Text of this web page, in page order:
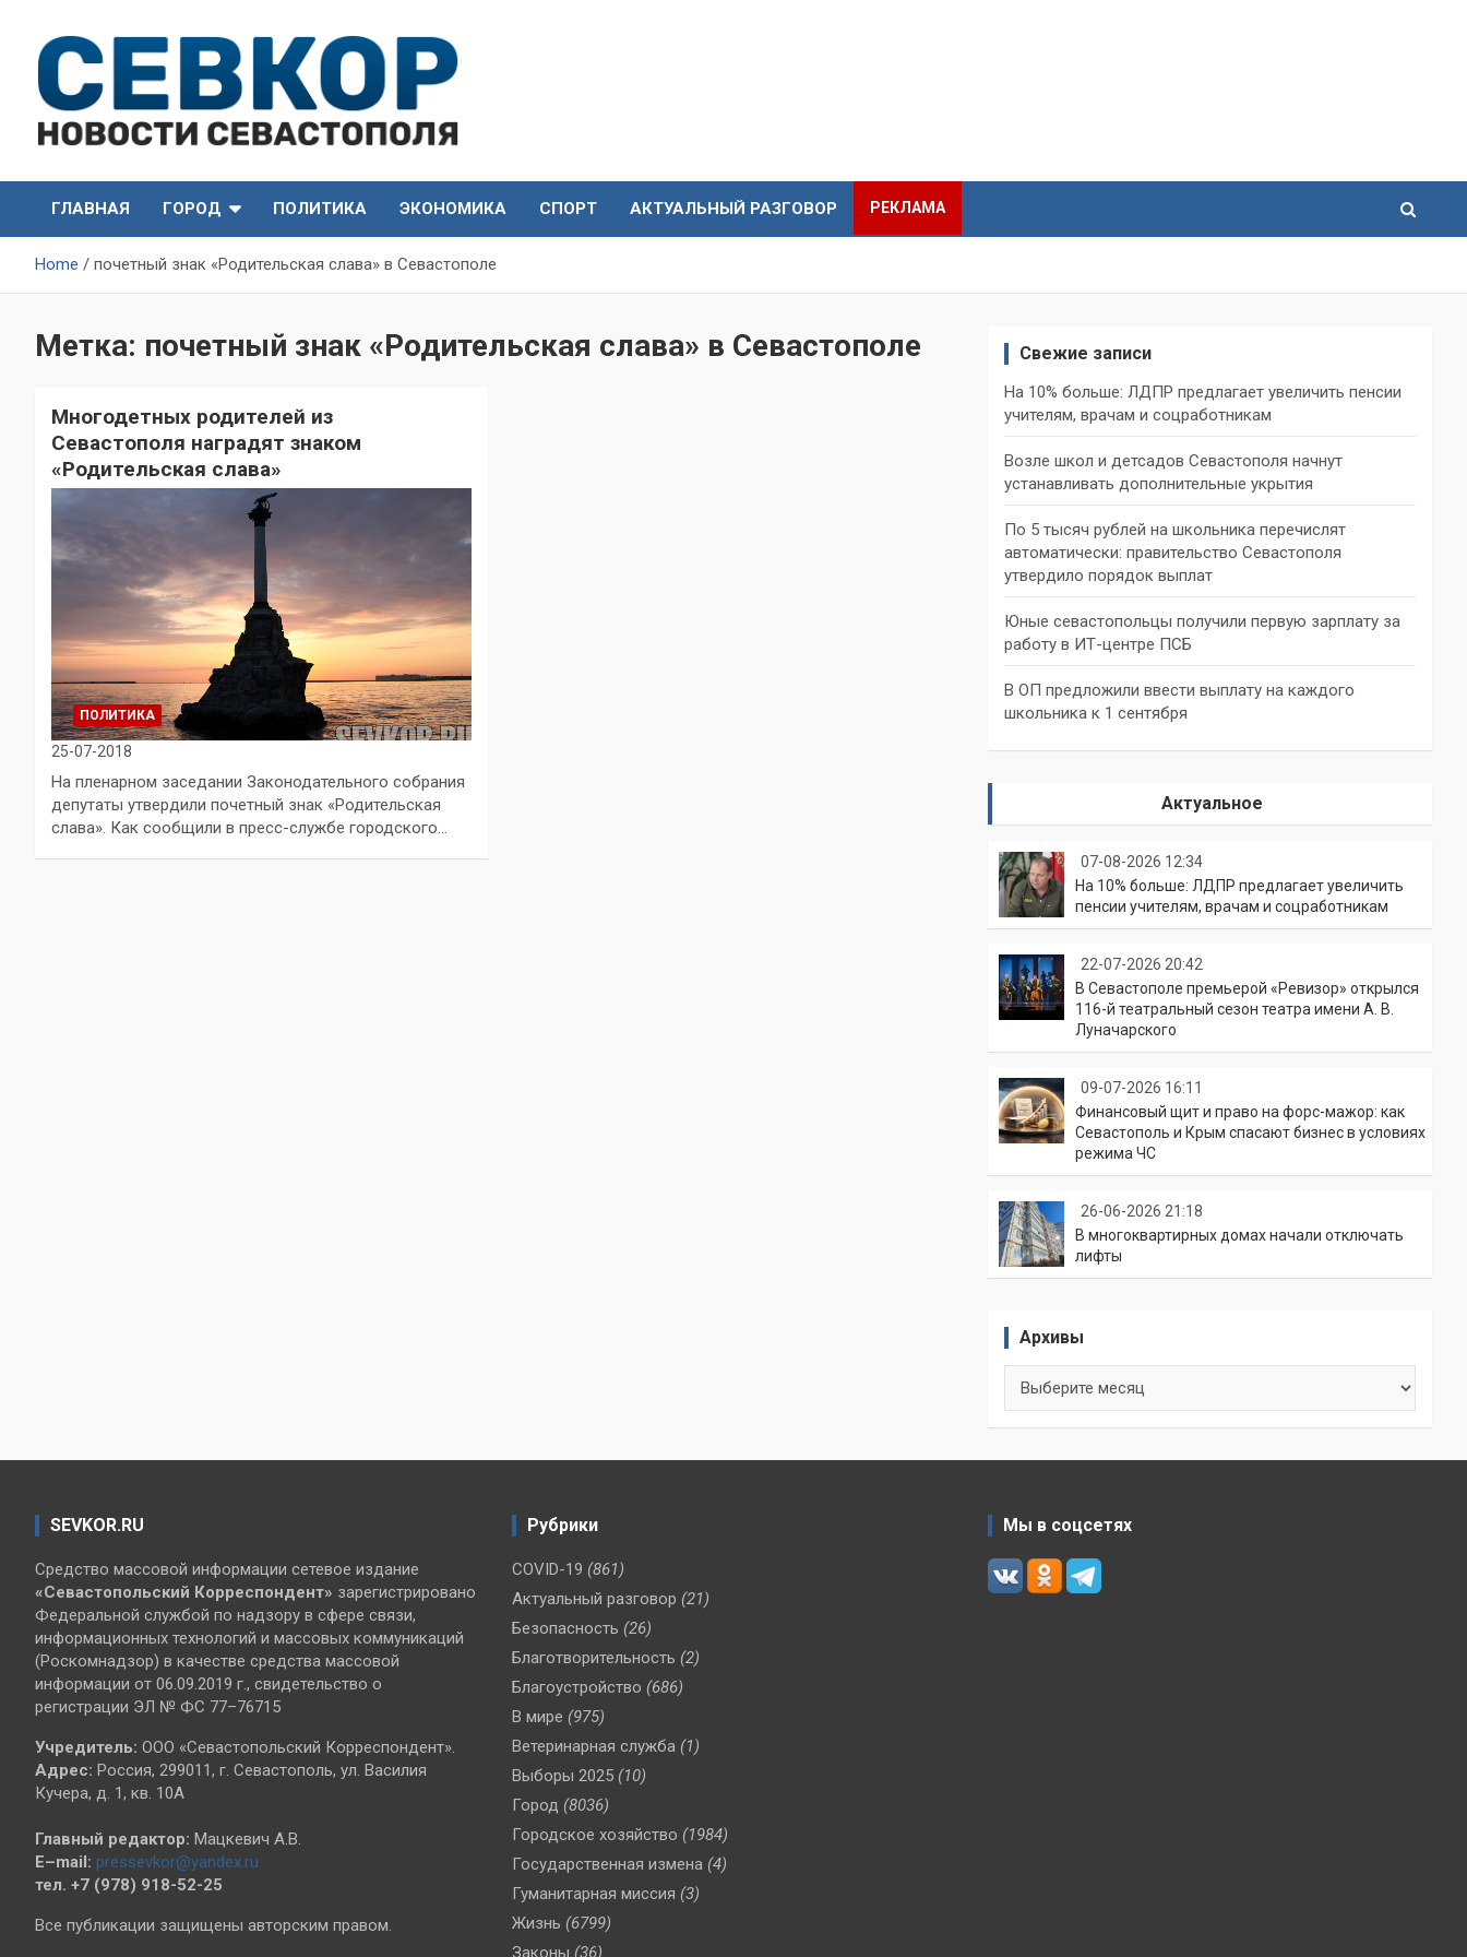
content
СевКор — Новости
Севастополя
Севастополя
ГЛАВНАЯ
ГОРОД ПОЛИТИКА ЭКОНОМИКА СПОРТ АКТУАЛЬНЫЙ РАЗГОВОР РЕКЛАМА
Home почетный знак «Родительская слава» в Севастополе
Метка: почетный знак «Родительская слава» в Севастополе
Многодетных родителей из
Севастополя наградят знаком
«Родительская слава»
ПОЛИТИКА
25-07-2018
На пленарном заседании Законодательного собрания
депутаты утвердили почетный знак «Родительская
слава». Как сообщили в пресс-службе городского…
Свежие записи
На 10% больше: ЛДПР предлагает увеличить пенсии
учителям, врачам и соцработникам
Возле школ и детсадов Севастополя начнут
устанавливать дополнительные укрытия
По 5 тысяч рублей на школьника перечислят
автоматически: правительство Севастополя
утвердило порядок выплат
Юные севастопольцы получили первую зарплату за
работу в ИТ-центре ПСБ
В ОП предложили ввести выплату на каждого
школьника к 1 сентября
Актуальное
07-08-2026 12:34
На 10% больше: ЛДПР предлагает увеличить
пенсии учителям, врачам и соцработникам
22-07-2026 20:42
В Севастополе премьерой «Ревизор» открылся
116-й театральный сезон театра имени А. В.
Луначарского
09-07-2026 16:11
Финансовый щит и право на форс-мажор: как
Севастополь и Крым спасают бизнес в условиях
режима ЧС
26-06-2026 21:18
В многоквартирных домах начали отключать
лифты
Архивы
SEVKOR.RU
Средство массовой информации сетевое издание
«Севастопольский Корреспондент» зарегистрировано
Федеральной службой по надзору в сфере связи,
информационных технологий и массовых коммуникаций
(Роскомнадзор) в качестве средства массовой
информации от 06.09.2019 г., свидетельство о
регистрации ЭЛ № ФС 77–76715
Учредитель: ООО «Севастопольский Корреспондент».
Адрес: Россия, 299011, г. Севастополь, ул. Василия
Кучера, д. 1, кв. 10А
Главный редактор: Мацкевич А.В.
E–mail: pressevkor@yandex.ru
тел. +7 (978) 918-52-25
Все публикации защищены авторским правом.
Рубрики
COVID-19 (861)
Актуальный разговор (21)
Безопасность (26)
Благотворительность (2)
Благоустройство (686)
В мире (975)
Ветеринарная служба (1)
Выборы 2025 (10)
Город (8036)
Городское хозяйство (1984)
Государственная измена (4)
Гуманитарная миссия (3)
Жизнь (6799)
Законы (36)
Мы в соцсетях